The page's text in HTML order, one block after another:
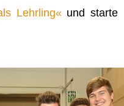
Lehrling und starte